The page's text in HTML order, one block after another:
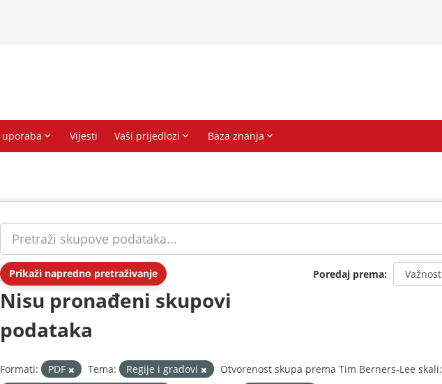
Prikaži napredno pretraživanje Poredaj prema
Nisu pronađeni skupovi
podataka
Formati: PDF Tema: Regije i gradovi Otvorenost skupa prema Tim Berners-Lee skali: